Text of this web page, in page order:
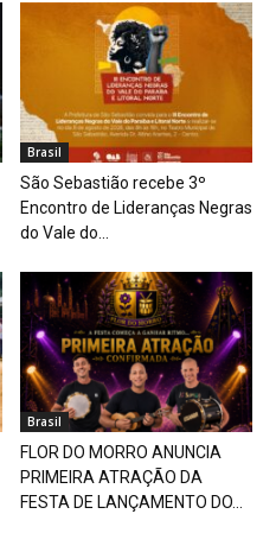
Brasil
São Sebastião recebe 3º
Encontro de Lideranças Negras
do Vale do...
Brasil
FLOR DO MORRO ANUNCIA
PRIMEIRA ATRAÇÃO DA
FESTA DE LANÇAMENTO DO...